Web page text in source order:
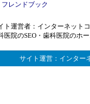
フレンドブック
ト運営者： インターネット
医院のSEO ・ 歯科医院のホ
サイト運営： インター